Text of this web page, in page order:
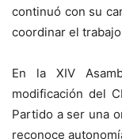
continuó con su
coordinar el
En la XIV
modificación del
Partido a ser una
reconoce